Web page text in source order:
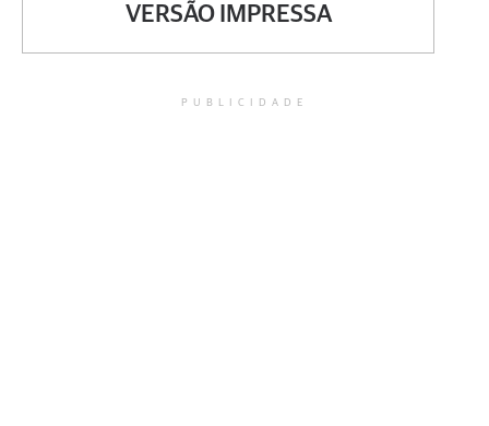
VERSÃO IMPRESSA
PUBLICIDADE